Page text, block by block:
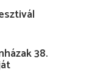
38.